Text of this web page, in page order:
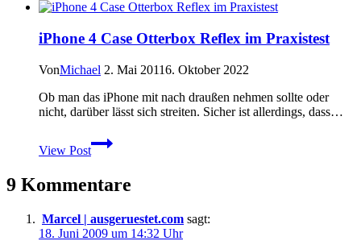
Twister
PZ
iPhone 4 Case Otterbox Reflex im Praxistest
VonMichael 2. Mai 20116. Oktober 2022
Ob man das iPhone mit nach draußen nehmen sollte oder
nicht, darüber lässt sich streiten. Sicher ist allerdings, dass…
View Post
iPhone
4
Otterbox
Praxistest
9 Kommentare
Marcel | ausgeruestet.com sagt:
18. Juni 2009 um 14:32 Uhr